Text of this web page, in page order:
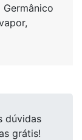
Germânico
dúvidas
grátis!